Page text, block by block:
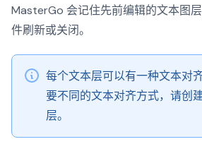
MasterGo 会记住先前编辑的文本图
件刷新或关闭。
每个文本层可以有一种文本对
要不同的文本对齐方式，请创
层。